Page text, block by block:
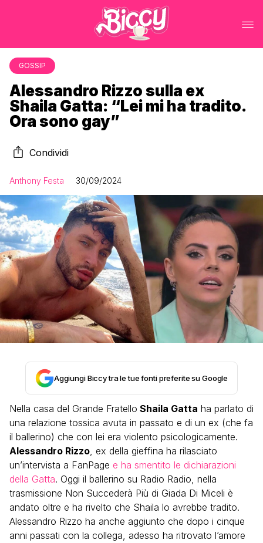
GOSSIP
Alessandro Rizzo sulla ex
Shaila Gatta: “Lei mi ha tradito.
Ora sono gay”
Condividi
Anthony Festa 30/09/2024
Aggiungi Biccy tra le tue fonti preferite su Google
Nella casa del Grande Fratello Shaila Gatta ha parlato di
una relazione tossica avuta in passato e di un ex (che fa
il ballerino) che con lei era violento psicologicamente.
Alessandro Rizzo, ex della gieffina ha rilasciato
un’intervista a FanPage e ha smentito le dichiarazioni
della Gatta. Oggi il ballerino su Radio Radio, nella
trasmissione Non Succederà Più di Giada Di Miceli è
andato oltre e ha rivelto che Shaila lo avrebbe tradito.
Alessandro Rizzo ha anche aggiunto che dopo i cinque
anni passati con la collega, adesso ha ritrovato l’amore